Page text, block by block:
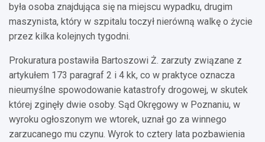
była osoba znajdująca się na miejscu wypadku, drugim
maszynista, który w szpitalu toczył nierówną walkę o życie
przez kilka kolejnych tygodni.
Prokuratura postawiła Bartoszowi Ż. zarzuty związane z
artykułem 173 paragraf 2 i 4 kk, co w praktyce oznacza
nieumyślne spowodowanie katastrofy drogowej, w skutek
której zginęły dwie osoby. Sąd Okręgowy w Poznaniu, w
wyroku ogłoszonym we wtorek, uznał go za winnego
zarzucanego mu czynu. Wyrok to cztery lata pozbawienia